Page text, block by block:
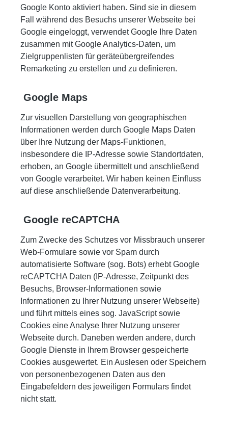
Google Konto aktiviert haben. Sind sie in diesem
Fall während des Besuchs unserer Webseite bei
Google eingeloggt, verwendet Google Ihre Daten
zusammen mit Google Analytics-Daten, um
Zielgruppenlisten für geräteübergreifendes
Remarketing zu erstellen und zu definieren.
Google Maps
Zur visuellen Darstellung von geographischen
Informationen werden durch Google Maps Daten
über Ihre Nutzung der Maps-Funktionen,
insbesondere die IP-Adresse sowie Standortdaten,
erhoben, an Google übermittelt und anschließend
von Google verarbeitet. Wir haben keinen Einfluss
auf diese anschließende Datenverarbeitung.
Google reCAPTCHA
Zum Zwecke des Schutzes vor Missbrauch unserer
Web-Formulare sowie vor Spam durch
automatisierte Software (sog. Bots) erhebt Google
reCAPTCHA Daten (IP-Adresse, Zeitpunkt des
Besuchs, Browser-Informationen sowie
Informationen zu Ihrer Nutzung unserer Webseite)
und führt mittels eines sog. JavaScript sowie
Cookies eine Analyse Ihrer Nutzung unserer
Webseite durch. Daneben werden andere, durch
Google Dienste in Ihrem Browser gespeicherte
Cookies ausgewertet. Ein Auslesen oder Speichern
von personenbezogenen Daten aus den
Eingabefeldern des jeweiligen Formulars findet
nicht statt.